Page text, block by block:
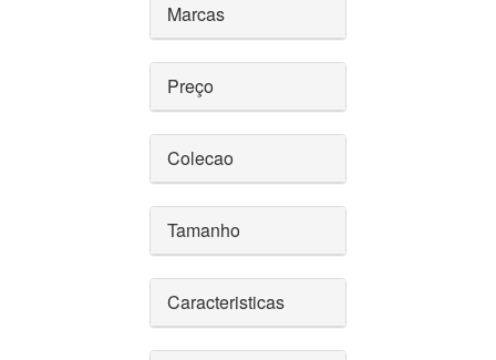
Marcas
Preço
Colecao
Tamanho
Caracteristicas